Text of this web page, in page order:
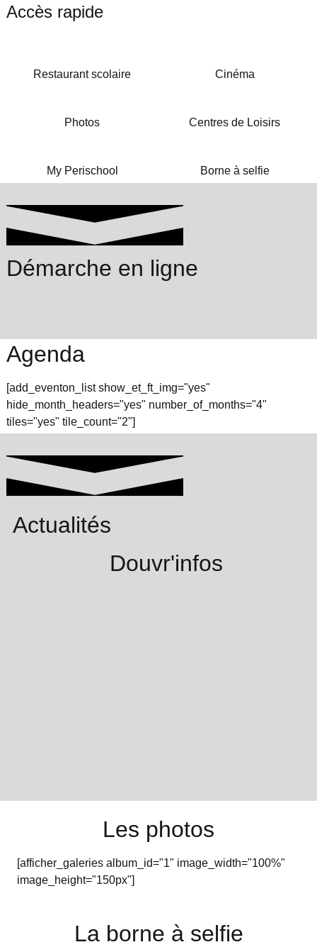
Accès rapide
Restaurant scolaire Cinéma
Photos Centres de Loisirs
My Perischool Borne à selfie
Démarche en ligne
Agenda
[add_eventon_list show_et_ft_img="yes"
hide_month_headers="yes" number_of_months="4"
tiles="yes" tile_count="2"]
Actualités
Douvr'infos
Les photos
[afficher_galeries album_id="1" image_width="100%"
image_height="150px"]
La borne à selfie